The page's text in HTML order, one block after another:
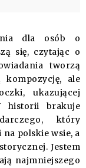
dla osób o
się, czytając o
tworzą
kompozycję, ale
ukazującej
historii brakuje
który
polskie wsie, a
Jestem
najmniejszego